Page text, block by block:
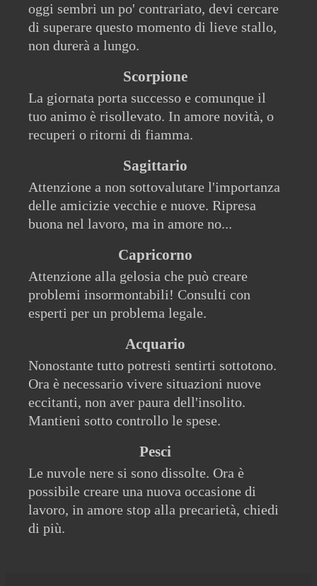
oggi sembri un po' contrariato, devi cercare
di superare questo momento di lieve stallo,
non durerà a lungo.
Scorpione
La giornata porta successo e comunque il
tuo animo è risollevato. In amore novità, o
recuperi o ritorni di fiamma.
Sagittario
Attenzione a non sottovalutare l'importanza
delle amicizie vecchie e nuove. Ripresa
buona nel lavoro, ma in amore no...
Capricorno
Attenzione alla gelosia che può creare
problemi insormontabili! Consulti con
esperti per un problema legale.
Acquario
Nonostante tutto potresti sentirti sottotono.
Ora è necessario vivere situazioni nuove
eccitanti, non aver paura dell'insolito.
Mantieni sotto controllo le spese.
Pesci
Le nuvole nere si sono dissolte. Ora è
possibile creare una nuova occasione di
lavoro, in amore stop alla precarietà, chiedi
di più.